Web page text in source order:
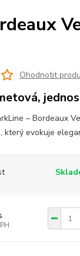
Ohodnotit
– Bordeaux
který evokuje